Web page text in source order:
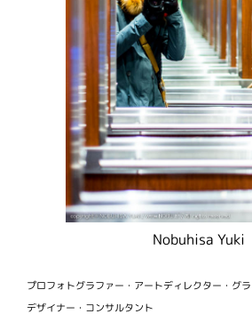
Nobuhisa Yuki
プロフォトグラファー・アートディレクター・グ
デザイナー・コンサルタント